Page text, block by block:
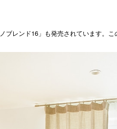
ブレンド16 」も発売されています。